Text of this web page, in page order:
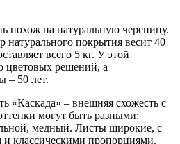
похож на натуральную черепицу.
натурального покрытия весит 40
всего 5 кг. У этой
цветовых решений, а
– 50 лет.
«Каскада» – внешняя схожесть с
могут быть разными:
медный. Листы широкие, с
классическими пропорциями.